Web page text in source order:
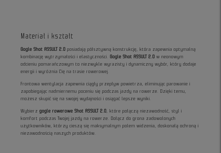
Materiał i kształt
Gogle Shot ASSULT 2.0 posiadają półsztywną konstrukcję, która zapewnia optymalną
kombinację wytrzymałości i elastyczności. Gogle Shot ASSULT 2.0 w neonowym
odcieniu pomarańczowym to niezwykle wyrazisty i dynamiczny wybór, który dodaje
energii i wyróżnia Cię na trasie rowerowej.
Frontowa wentylacja zapewnia ciągły przepływ powietrza, eliminując parowanie i
zapobiegając nadmiernemu poceniu się podczas jazdy na rowerze. Dzięki temu,
możesz skupić się na swojej wydajności i osiągać lepsze wyniki.
Wybierzgogle rowerowe Shot ASSULT 2.0
, które połączą niezawodność, styl i
komfort podczas Twojej jazdy na rowerze. Dołącz do grona zadowolonych
użytkowników, którzy cieszą się maksymalnym polem widzenia, doskonałą ochroną i
niezawodnością naszych produktów.